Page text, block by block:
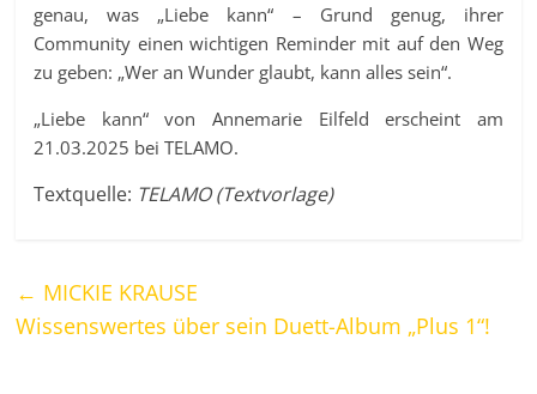
genau, was „Liebe kann“ – Grund genug, ihrer
Community einen wichtigen Reminder mit auf den Weg
zu geben: „Wer an Wunder glaubt, kann alles sein“.
„Liebe kann“ von Annemarie Eilfeld erscheint am
21.03.2025 bei TELAMO.
Textquelle: TELAMO (Textvorlage)
← MICKIE KRAUSE
Wissenswertes über sein Duett-Album „Plus 1“!